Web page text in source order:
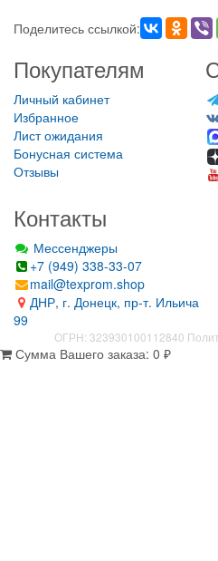
Поделитесь ссылкой:
Покупателям
Личный кабинет
Избранное
Лист ожидания
Бонусная система
Отзывы
Контакты
Мессенджеры
+7 (949) 338-33-07
mail@texprom.shop
ДНР, г. Донецк, пр-т. Ильича
99
ОГРН: 323930100112840
Сумма Вашего заказа: 0 ₽